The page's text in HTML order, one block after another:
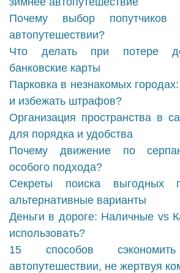
Почему выбор
автопутешествии?
Что делать при потере
банковские карты
Парковка в незнакомых
и избежать штрафов?
Организация пространства в
для порядка и удобства
Почему движение по
особого подхода?
Секреты поиска выгодных
альтернативные варианты
Деньги в дороге: Наличные vs
использовать?
15 способов
автопутешествии, не жертвуя